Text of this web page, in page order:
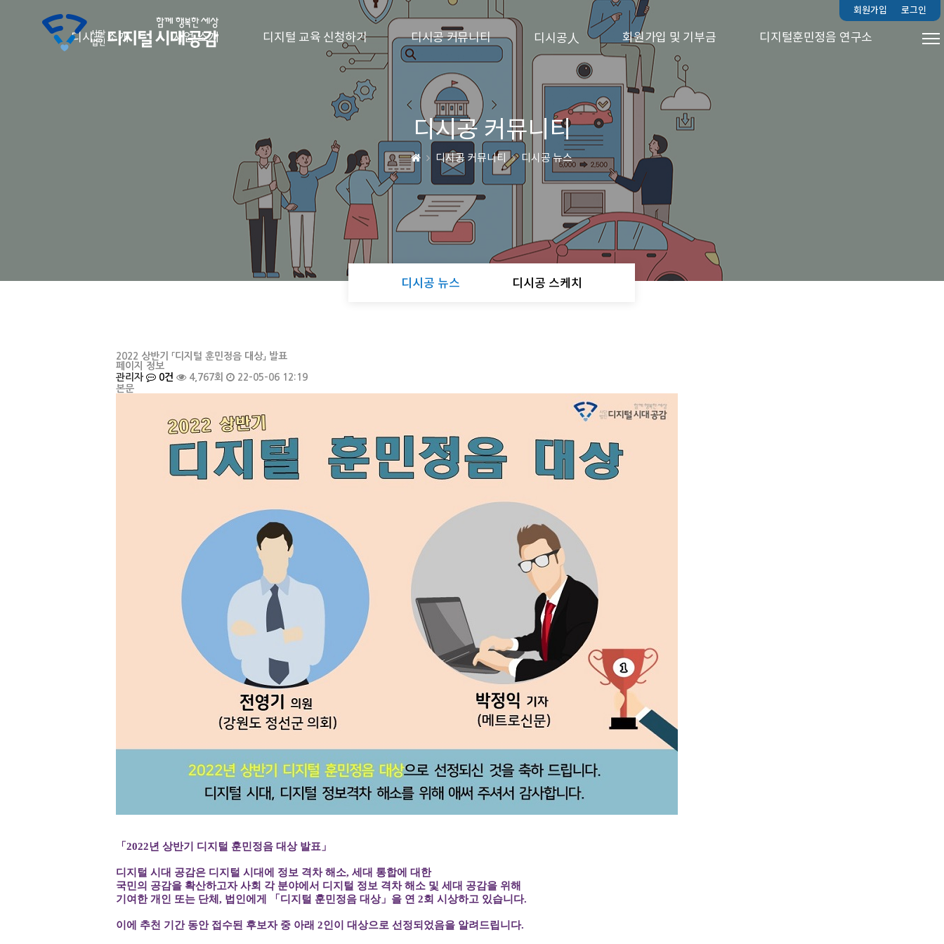
회원가입 로그인
디시공 소개 사업 소개 디지털 교육 신청하기 디시공 커뮤니티 디시공人 회원가입 및 기부금 디지털훈민정음 연구소
디시공 커뮤니티
디시공 커뮤니티 디시공 뉴스
디시공 뉴스 디시공 스케치
2022 상반기 「디지털 훈민정음 대상」 발표
페이지 정보
관리자
0건 4,767회
22-05-06 12:19
본문
「2022년 상반기 디지털 훈민정음 대상 발표」
디지털 시대 공감은 디지털 시대에 정보 격차 해소, 세대 통합에 대한
국민의 공감을 확산하고자 사회 각 분야에서 디지털 정보 격차 해소 및 세대 공감을 위해
기여한 개인 또는 단체, 법인에게 「디지털 훈민정음 대상」을 연 2회 시상하고 있습니다.
이에 추천 기간 동안 접수된 후보자 중 아래 2인이 대상으로 선정되었음을 알려드립니다.